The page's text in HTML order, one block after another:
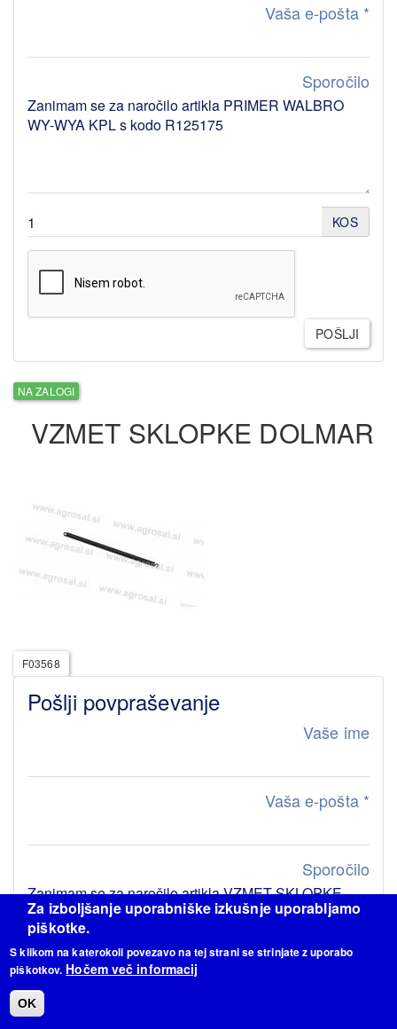
Vaša e-pošta *
Sporočilo
KOS
POŠLJI
NA ZALOGI
VZMET SKLOPKE DOLMAR
F03568
Pošlji povpraševanje
Vaše ime
Vaša e-pošta *
Sporočilo
Za izboljšanje uporabniške izkušnje uporabljamo
piškotke.
S klikom na katerokoli povezavo na tej strani se strinjate z uporabo
piškotkov. Hočem več informacij
OK